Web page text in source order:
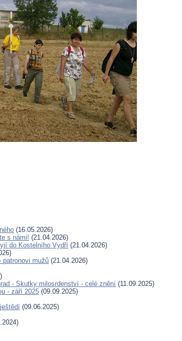
(16.05.2026)
s námi! (21.04.2026)
do Kostelního Vydří (21.04.2026)
mužů (21.04.2026)
- Skutky milosrdenství - celé znění (11.09.2025)
- září 2025 (09.09.2025)
(09.06.2025)